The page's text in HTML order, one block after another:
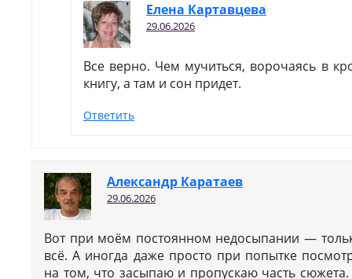
Елена Картавцева
29.06.2026
Все верно. Чем мучиться, ворочаясь в
книгу, а там и сон придет.
Ответить
Александр Каратаев
29.06.2026
Вот при моём постоянном недосыпании —
всё. А иногда даже просто при попытке
на том, что засыпаю и пропускаю часть